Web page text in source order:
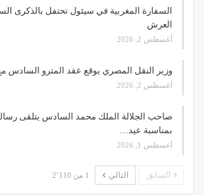
السفارة المغربية في سيئول تحتفل بالذكرى
العرش
أغسطس 2, 2026
وزير النقل المصري يوقع عقد المترو السادس
أغسطس 2, 2026
صاحب الجلالة الملك محمد السادس يتلقى
بمناسبة عيد…
أغسطس 1, 2026
السابق التالي 1 من 2٬110